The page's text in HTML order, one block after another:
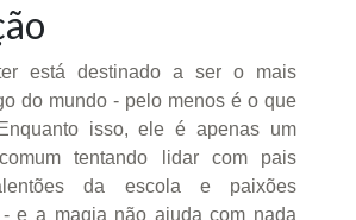
está destinado a ser o mais
do mundo - pelo menos é o que
isso, ele é apenas um
tentando lidar com pais
da escola e paixões
- e a magia não ajuda com nada